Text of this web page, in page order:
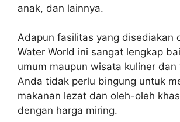
anak, dan lainnya.
Adapun fasilitas yang disediakan
Water World ini sangat lengkap
umum maupun wisata kuliner dan
Anda tidak perlu bingung untuk
makanan lezat dan oleh-oleh
dengan harga miring.